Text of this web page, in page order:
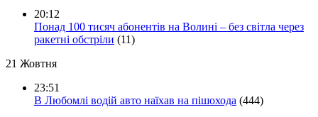
20:12
Понад 100 тисяч абонентів на Волині – без світла через
ракетні обстріли (11)
21 Жовтня
23:51
В Любомлі водій авто наїхав на пішохода (444)